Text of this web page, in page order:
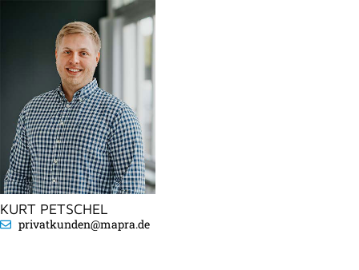
KURT PETSCHEL
privatkunden@mapra.de